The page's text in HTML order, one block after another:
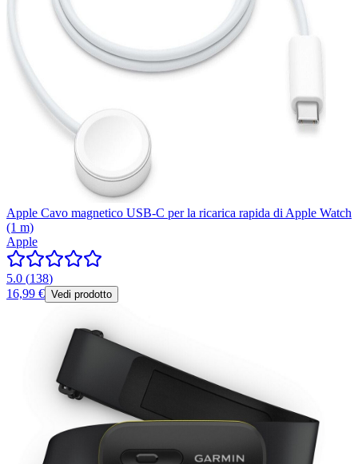
Apple Cavo magnetico USB‑C per la ricarica rapida di Apple Watch
(1 m)
Apple
5.0 (138)
16,99 € Vedi prodotto